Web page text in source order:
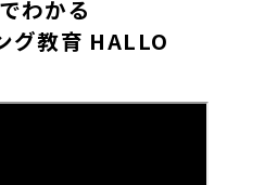
わかる
グ教育 HALLO